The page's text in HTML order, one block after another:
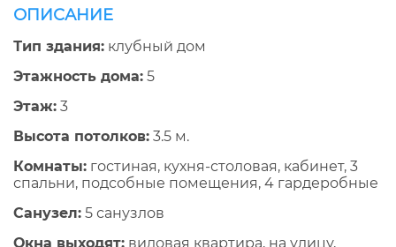
ОПИСАНИЕ
Тип здания: клубный дом
Этажность дома: 5
Этаж: 3
Высота потолков: 3.5 м.
Комнаты: гостиная, кухня-столовая, кабинет, 3
спальни, подсобные помещения, 4 гардеробные
Санузел: 5 санузлов
Окна выходят: видовая квартира, на улицу,